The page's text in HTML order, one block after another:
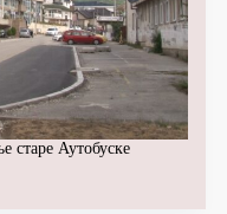
старе Аутобуске